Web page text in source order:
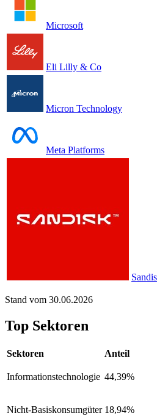
Microsoft
Eli Lilly & Co
Micron Technology
Meta Platforms
Stand vom 30.06.2026
Top Sektoren
Sektoren Anteil
Informationstechnologie 44,39%
Nicht-Basiskonsumgüter 18,94%